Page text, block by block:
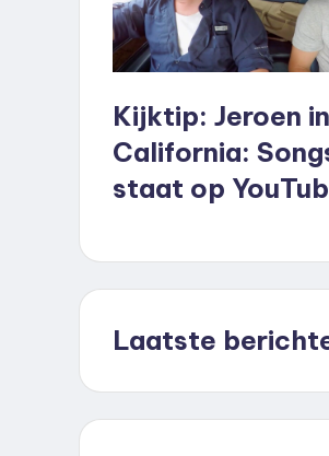
Kijktip: Jeroen in
California:
staat op
Laatste